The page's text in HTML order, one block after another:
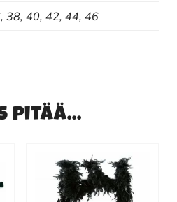
38, 40, 42, 44, 46
pitää...